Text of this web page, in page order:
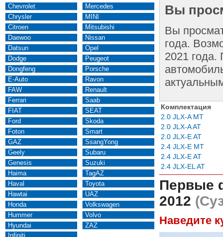
Chevrolet
Chrysler
Citroen
Daewoo
Datsun
Dodge
Dongfeng
E-Auto
FAW
Ferrari
FIAT
Ford
Foton
GAZ
Geely
Genesis
Haima
Haval
Hawtai
Honda
Hummer
Hyundai
Infiniti
Mercedes
MINI
Mitsubishi
Nissan
Opel
Peugeot
Porsche
Ravon
Renault
Saab
SEAT
Skoda
Smart
SsangYong
Subaru
Suzuki
TagAZ
Toyota
UAZ
Volkswagen
Volvo
ZAZ
Вы
Вы
года.
2021 года.
Комплектация
2.0 JLX-A MT
2.0 JLX-A AT
2.0 JLX-E AT
2.4 JLX-E MT
2.4 JLX-E AT
2.4 JLX-EL AT
Первые
2012
Наведите